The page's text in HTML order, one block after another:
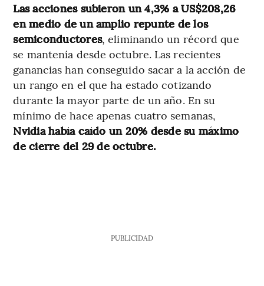
Las acciones subieron un 4,3% a US$208,26
en medio de un amplio repunte de los
semiconductores, eliminando un récord que
se mantenía desde octubre. Las recientes
ganancias han conseguido sacar a la acción de
un rango en el que ha estado cotizando
durante la mayor parte de un año. En su
mínimo de hace apenas cuatro semanas,
Nvidia había caído un 20% desde su máximo
de cierre del 29 de octubre.
PUBLICIDAD